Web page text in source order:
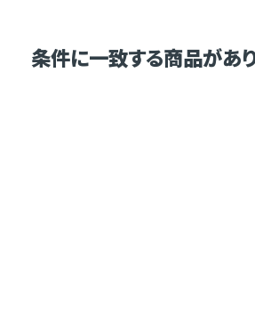
条件に一致する商品があ